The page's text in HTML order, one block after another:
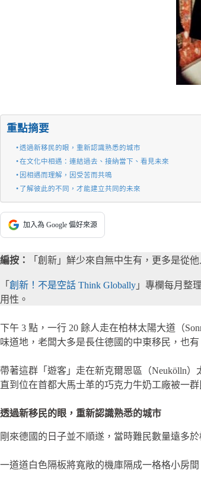
重點摘要
透過新移民的眼，重新認識熟悉的城市
在文化中相遇：連結過去、接納當下、看見未來
因相遇而理解，因受苦而共鳴
了解彼此的不同，才能建立共同的未來
加入為 Google 偏好來源
編按： 「創新」鮮少來自無中生有，更多是從
「 創新！不是空話 Think Globally 」專欄每月整
用性。
下午 3 點，一行 20 餘人走在柏林太陽大道（
味道地，老闆大多是長住德國的中東移民，也
帶著這群「遊客」走在新克爾恩區（Neukölln
直到位在首都大馬士革的巧克力牛奶工廠被一
透過新移民的眼，重新認識熟悉的城市
剛來德國的日子並不順遂，當時難民數量遠多
一道道白色隔板將寬敞的機庫隔成一格格小房